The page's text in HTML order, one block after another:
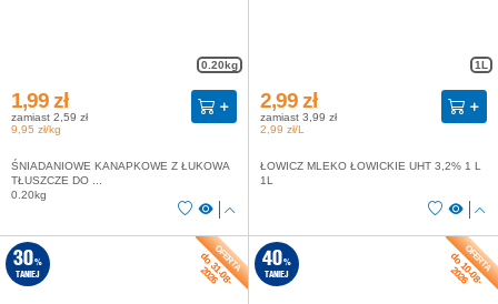
0.20kg
1,99 zł
zamiast 2,59 zł
9,95 zł/kg
ŚNIADANIOWE KANAPKOWE Z ŁUKOWA
TŁUSZCZE DO ...
0.20kg
1L
2,99 zł
zamiast 3,99 zł
2,99 zł/L
ŁOWICZ MLEKO ŁOWICKIE UHT 3,2% 1 L
1L
do 31-08-
2026
30%
TANIEJ
do 10-08-
2026
40%
TANIEJ